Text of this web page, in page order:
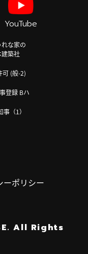
YouTube
な家の
築社
可 (般-2)
登録 Bハ
（1）
ーポリシー
All Rights